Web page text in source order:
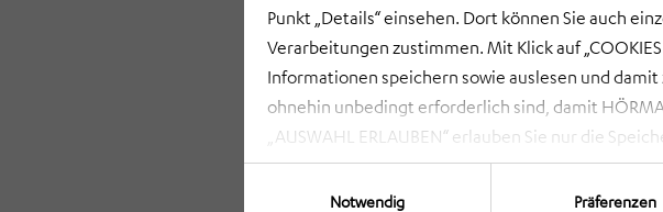
Punkt „Details“ einsehen. Dort können Sie auch
Verarbeitungen zustimmen. Mit Klick auf
Informationen speichern sowie auslesen und
ohnehin unbedingt erforderlich sind, damit
„AUSWAHL ERLAUBEN“ erlauben Sie nur die
zusammenhängenden Datenverarbeitungen, die
möglich. Bei Klick auf „NUR NOTWENDIGE
Notwendig
Präferenzen